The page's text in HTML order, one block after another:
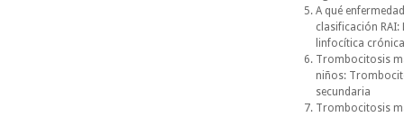
A qué
clasificación RAI:
linfocítica
Trombocitosis
niños:
secundaria
Trombocitosis